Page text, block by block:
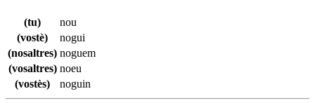
(tu)
nou
(vostè)
nogui
(nosaltres) noguem
(vosaltres) noeu
(vostès)
noguin